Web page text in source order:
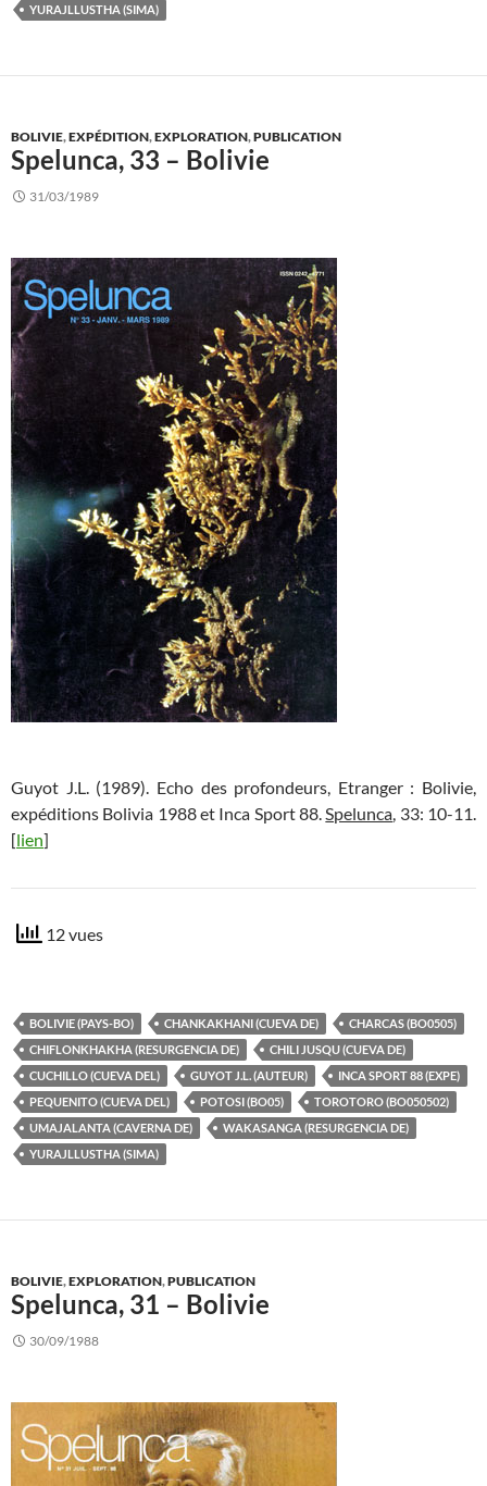
YURAJLLUSTHA (SIMA)
BOLIVIE,EXPÉDITION,EXPLORATION,PUBLICATION
Spelunca, 33 – Bolivie
31/03/1989
Guyot J.L. (1989). Echo des profondeurs, Etranger : Bolivie,
expéditions Bolivia 1988 et Inca Sport 88. Spelunca , 33: 10-11.
[lien]
12 vues
BOLIVIE (PAYS-BO) CHANKAKHANI (CUEVA DE)
CHARCAS (BO0505)
CHIFLONKHAKHA (RESURGENCIA DE)
CHILI JUSQU (CUEVA DE)
CUCHILLO (CUEVA DEL)
GUYOT J.L. (AUTEUR)
INCA SPORT 88 (EXPE)
PEQUENITO (CUEVA DEL)
POTOSI (BO05)
TOROTORO (BO050502)
UMAJALANTA (CAVERNA DE)
WAKASANGA (RESURGENCIA DE)
YURAJLLUSTHA (SIMA)
BOLIVIE,EXPLORATION,PUBLICATION
Spelunca, 31 – Bolivie
30/09/1988